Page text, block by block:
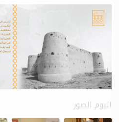
البوم الصور